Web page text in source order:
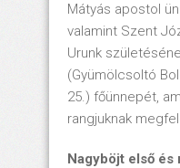
Mátyás apostol
valamint Szent
Urunk
(Gyümölcsoltó
25.) főünnepét,
rangjuknak
Nagyböjt első és